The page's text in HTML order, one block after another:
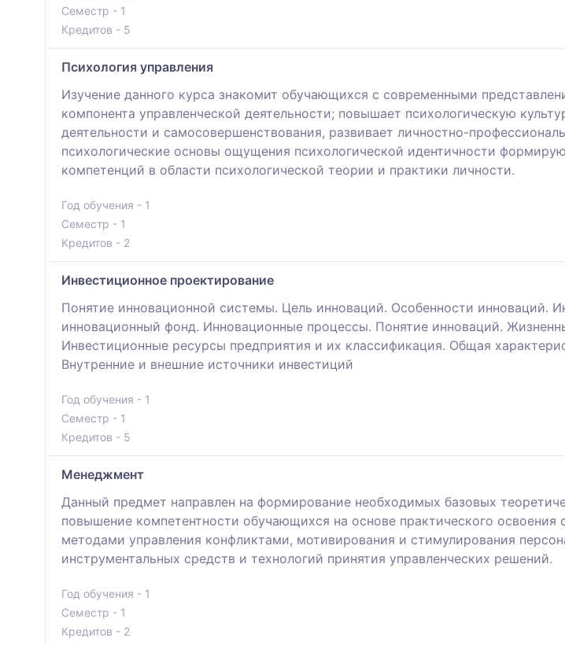
Семестр - 1
Кредитов - 5
Психология управления
Изучение данного курса знакомит обучающихся с современными
компонента управленческой деятельности; повышает психологическую
деятельности и самосовершенствования, развивает личностно-
психологические основы ощущения психологической идентичности
компетенций в области психологической теории и практики личности.
Год обучения - 1
Семестр - 1
Кредитов - 2
Инвестиционное проектирование
Понятие инновационной системы. Цель инноваций. Особенности инноваций.
инновационный фонд. Инновационные процессы. Понятие инноваций.
Инвестиционные ресурсы предприятия и их классификация. Общая
Внутренние и внешние источники инвестиций
Год обучения - 1
Семестр - 1
Кредитов - 5
Менеджмент
Данный предмет направлен на формирование необходимых базовых
повышение компетентности обучающихся на основе практического
методами управления конфликтами, мотивирования и стимулирования
инструментальных средств и технологий принятия управленческих решений.
Год обучения - 1
Семестр - 1
Кредитов - 2